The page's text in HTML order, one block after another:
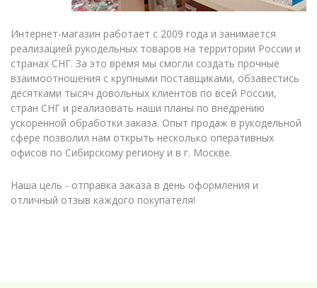
Интернет-магазин работает с 2009 года и занимается
реализацией рукодельных товаров на территории России и
странах СНГ. За это время мы смогли создать прочные
взаимоотношения с крупными поставщиками, обзавестись
десятками тысяч довольных клиентов по всей России,
стран СНГ и реализовать наши планы по внедрению
ускоренной обработки заказа. Опыт продаж в рукодельной
сфере позволил нам открыть несколько оперативных
офисов по Сибирскому региону и в г. Москве.
Наша цель - отправка заказа в день оформления и
отличный отзыв каждого покупателя!